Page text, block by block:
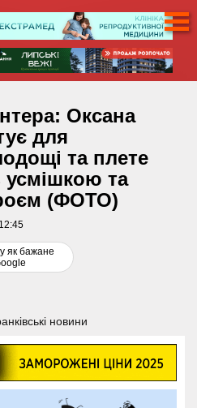
Оксана
для
та плете
усмішкою та
(ФОТО)
як бажане
новини